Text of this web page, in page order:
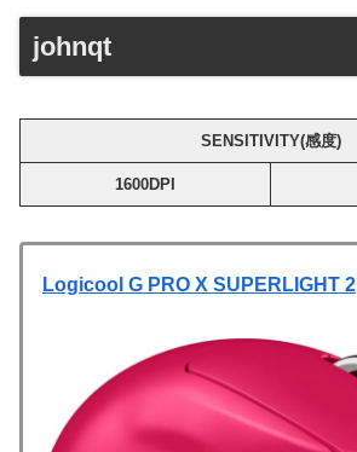
johnqt
SENSITIVITY(感度)
1600DPI
Logicool G PRO X SUPERLIGHT 2